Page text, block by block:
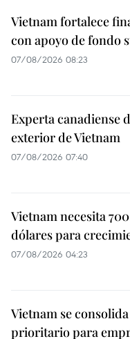
Vietnam fortalece
con apoyo de fondo
07/08/2026 08:23
Experta canadiense
exterior de Vietnam
07/08/2026 07:40
Vietnam necesita
dólares para
07/08/2026 04:23
Vietnam se
prioritario para